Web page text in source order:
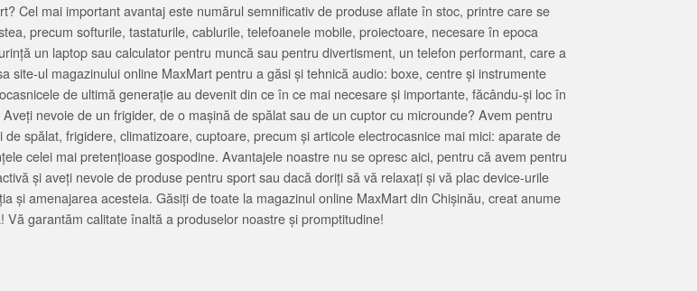
Cel mai important avantaj este numărul semnificativ de produse aflate în stoc, printre care se
precum softurile, tastaturile, cablurile, telefoanele mobile, proiectoare, necesare în epoca
un laptop sau calculator pentru muncă sau pentru divertisment, un telefon performant, care a
site-ul magazinului online MaxMart pentru a găsi și tehnică audio: boxe, centre și instrumente
de ultimă generație au devenit din ce în ce mai necesare și importante, făcându-și loc în
nevoie de un frigider, de o mașină de spălat sau de un cuptor cu microunde? Avem pentru
spălat, frigidere, climatizoare, cuptoare, precum și articole electrocasnice mai mici: aparate de
celei mai pretențioase gospodine. Avantajele noastre nu se opresc aici, pentru că avem pentru
și aveți nevoie de produse pentru sport sau dacă doriți să vă relaxați și vă plac device-urile
și amenajarea acesteia. Găsiți de toate la magazinul online MaxMart din Chișinău, creat anume
garantăm calitate înaltă a produselor noastre și promptitudine!